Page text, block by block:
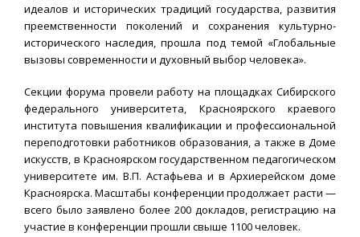
идеалов и исторических традиций государства, развития
преемственности поколений и сохранения культурно-
исторического наследия, прошла под темой «Глобальные
вызовы современности и духовный выбор человека».
Секции форума провели работу на площадках Сибирского
федерального университета, Красноярского краевого
института повышения квалификации и профессиональной
переподготовки работников образования, а также в Доме
искусств, в Красноярском государственном педагогическом
университете им. В.П. Астафьева и в Архиерейском доме
Красноярска. Масштабы конференции продолжает расти —
всего было заявлено более 200 докладов, регистрацию на
участие в конференции прошли свыше 1100 человек.